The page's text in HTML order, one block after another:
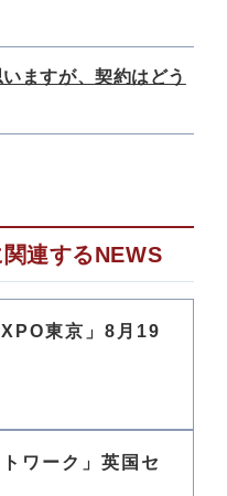
ますが、契約はどう
連するNEWS
東京」8月19
ワーク」英国セ